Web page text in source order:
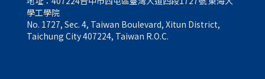
學工學院
No. 1727, Sec. 4, Taiwan Boulevard, Xitun District,
Taichung City 407224, Taiwan R.O.C.